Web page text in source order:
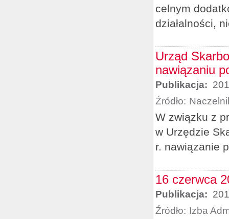
celnym
działalności,
Urząd
nawiązaniu
Publikacja:
Źródło:
W związku z
w Urzędzie
r. nawiązanie
16 czerwca
Publikacja:
Źródło: Izba